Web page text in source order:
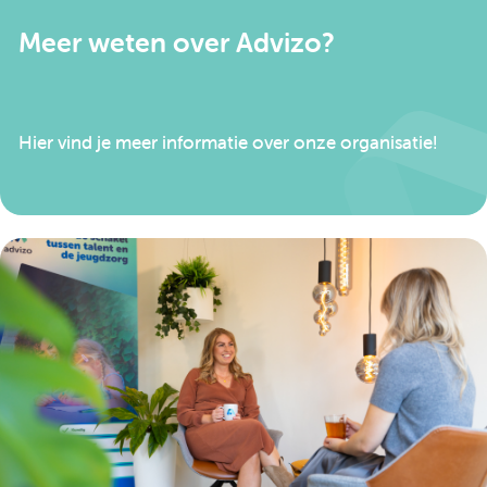
Meer weten over Advizo?
Hier vind je meer informatie over onze organisatie!